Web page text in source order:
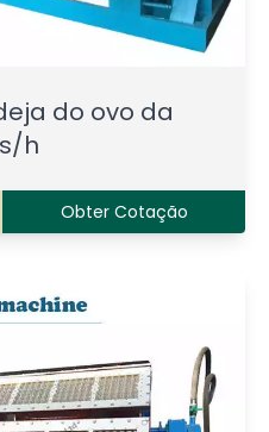
do ovo da
h
Obter Cotação